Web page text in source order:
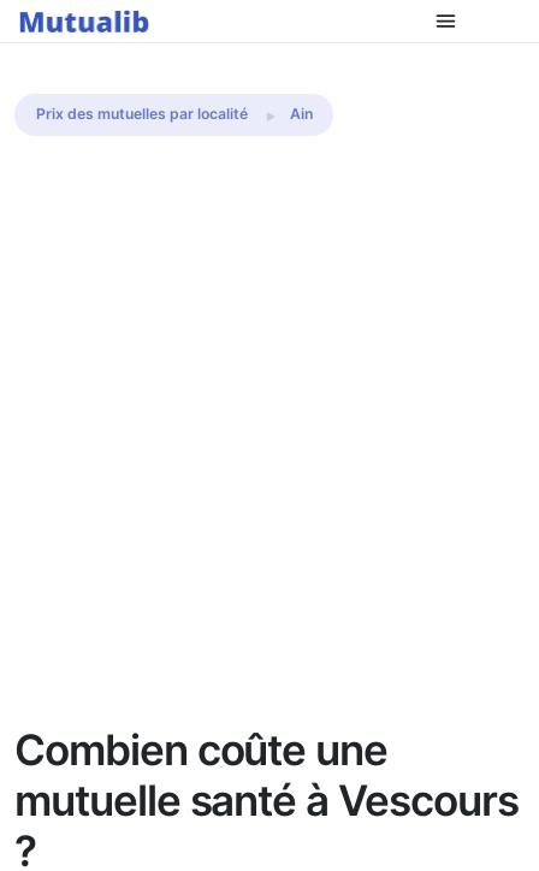
Comparer les mutuelles
Prix des mutuelles par localité Ain
Combien coûte une
mutuelle santé à Vescours
?